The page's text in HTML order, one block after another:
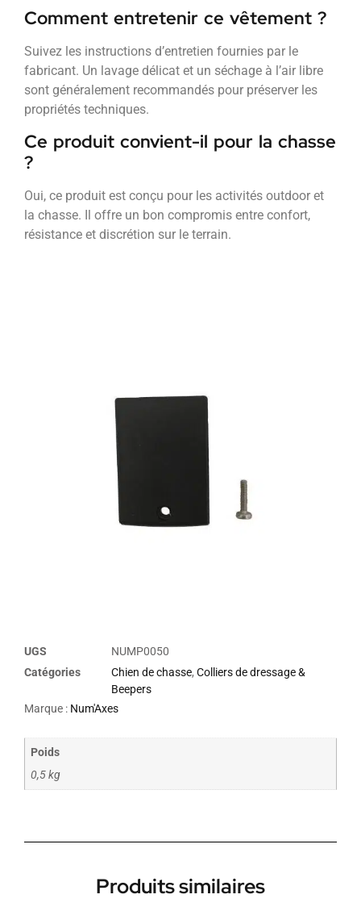
Comment entretenir ce vêtement ?
Suivez les instructions d’entretien fournies par le
fabricant. Un lavage délicat et un séchage à l’air libre
sont généralement recommandés pour préserver les
propriétés techniques.
Ce produit convient-il pour la chasse
?
Oui, ce produit est conçu pour les activités outdoor et
la chasse. Il offre un bon compromis entre confort,
résistance et discrétion sur le terrain.
UGS
NUMP0050
Catégories
Chien de chasse, Colliers de dressage &
Beepers
Marque : Num'Axes
Poids
0,5 kg
Produits similaires